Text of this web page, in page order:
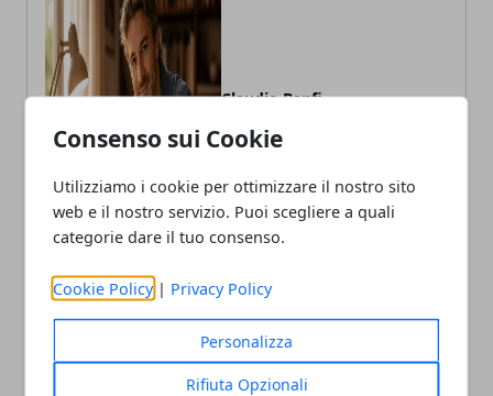
Consenso sui Cookie
Utilizziamo i cookie per ottimizzare il nostro sito
web e il nostro servizio. Puoi scegliere a quali
categorie dare il tuo consenso.
Cookie Policy | Privacy Policy
Personalizza
Rifiuta Opzionali
Claudio Banfi
Laureato in Informatica scrive con
passione notizie dal mondo della
ultime novità dal mondo.